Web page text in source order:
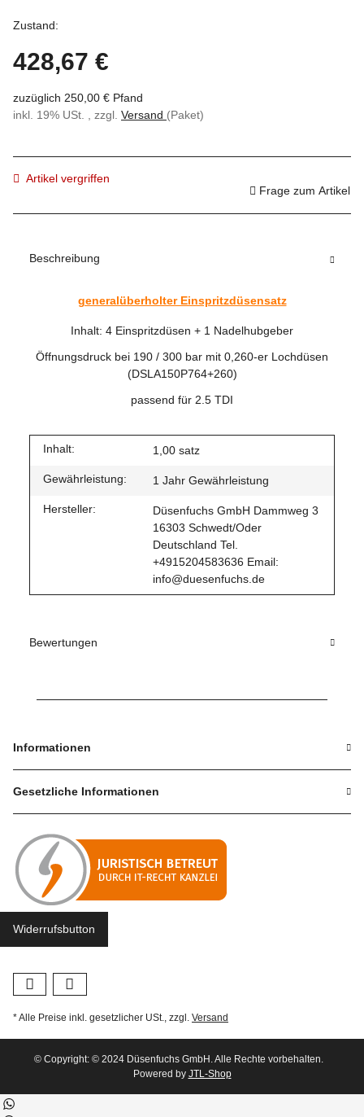
Zustand:
428,67 €
zuzüglich 250,00 € Pfand
inkl. 19% USt. , zzgl. Versand (Paket)
Artikel vergriffen
Frage zum Artikel
Beschreibung
generalüberholter Einspritzdüsensatz
Inhalt: 4 Einspritzdüsen + 1 Nadelhubgeber
Öffnungsdruck bei 190 / 300 bar mit 0,260-er Lochdüsen
(DSLA150P764+260)
passend für 2.5 TDI
Inhalt: 1,00 satz
Gewährleistung: 1 Jahr Gewährleistung
Hersteller:
Düsenfuchs GmbH Dammweg 3
16303 Schwedt/Oder
Deutschland Tel.
+4915204583636 Email:
info@duesenfuchs.de
Bewertungen
Informationen
Gesetzliche Informationen
Widerrufsbutton
* Alle Preise inkl. gesetzlicher USt., zzgl. Versand
© Copyright: © 2024 Düsenfuchs GmbH. Alle Rechte vorbehalten.
Powered by JTL-Shop